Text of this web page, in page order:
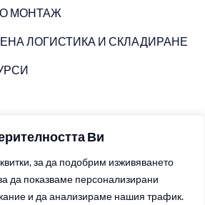
Ви
за да подобрим изживяването
да показваме персонализирани
и да анализираме нашия трафик.
МОНТАЖ
ЛОГИСТИКА И СКЛАДИРАНЕ